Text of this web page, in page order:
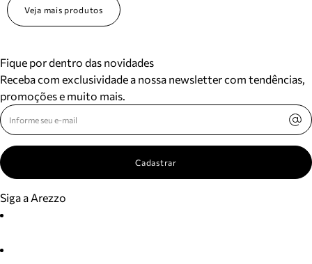
Veja mais produtos
Fique por dentro das novidades
Receba com exclusividade a nossa newsletter com tendências,
promoções e muito mais.
Cadastrar
Siga a Arezzo